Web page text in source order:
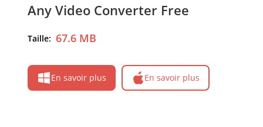
Any Video Converter Free
Taille: 67.6 MB
En savoir plus En savoir plus